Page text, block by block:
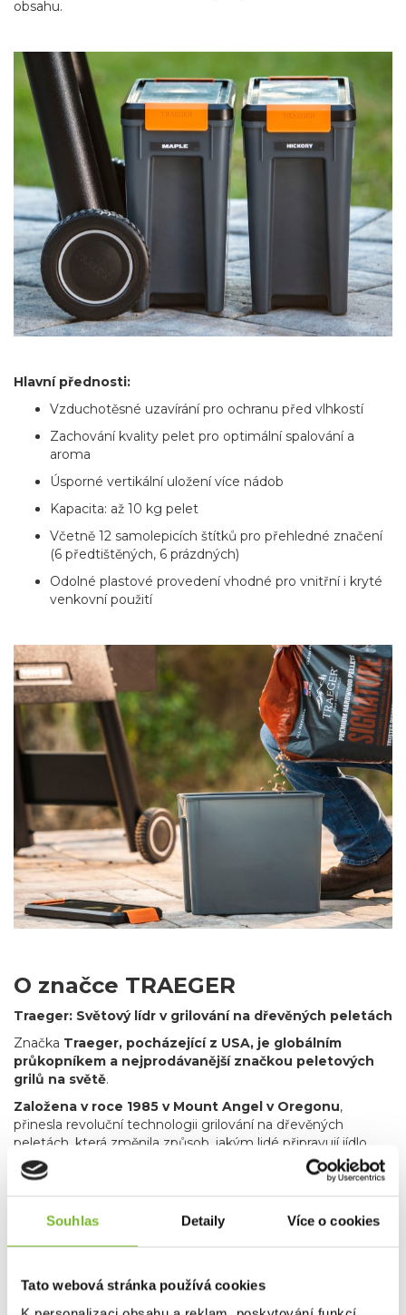
Souhlas Detaily Více o cookies
Tato webová stránka používá cookies
obsahu.
Hlavní přednosti:
Vzduchotěsné uzavírání pro ochranu před vlhkostí
Zachování kvality pelet pro optimální spalování a
aroma
Úsporné vertikální uložení více nádob
Kapacita: až 10 kg pelet
Včetně 12 samolepicích štítků pro přehledné značení
(6 předtištěných, 6 prázdných)
Odolné plastové provedení vhodné pro vnitřní i kryté
venkovní použití
O značce TRAEGER
Traeger: Světový lídr v grilování na dřevěných peletách
Značka Traeger, pocházející z USA, je globálním
průkopníkem a nejprodávanější značkou peletových
grilů na světě.
Založena v roce 1985 v Mount Angel v Oregonu,
přinesla revoluční technologii grilování na dřevěných
peletách, která změnila způsob, jakým lidé připravují jídlo.
Dnes je Traeger symbolem kvality, inovací a autentické
chuti dřeva, kterou milují grilovací nadšenci po celém světě.
Proč je Traeger
nejprodávanější?
precizní technologie zajišťují dlouhou životnost a
konzistentní výsledky při každém použití.